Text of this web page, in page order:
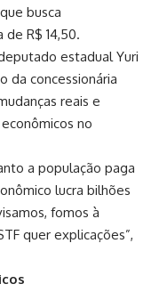
busca
R$ 14,50.
estadual Yuri
da concessionária
reais e
no
a população paga
lucra bilhões
fomos à
quer explicações”,